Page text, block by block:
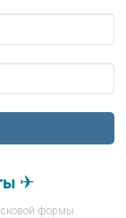
✈
формы